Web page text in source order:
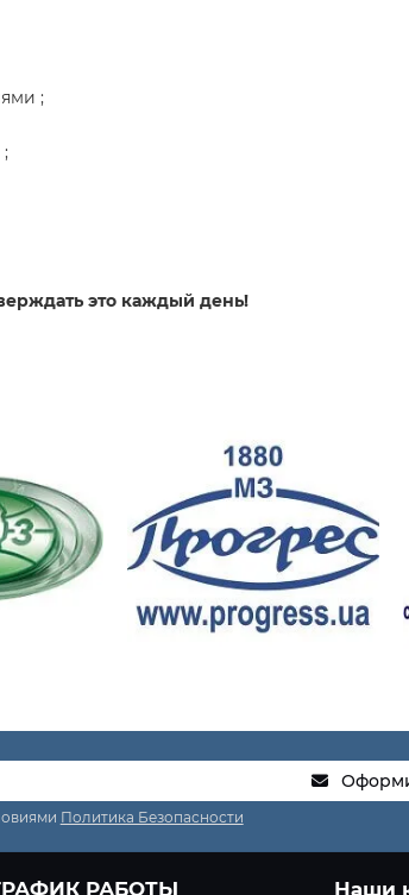
;
это каждый день!
Политика Безопасности
РАБОТЫ Наши